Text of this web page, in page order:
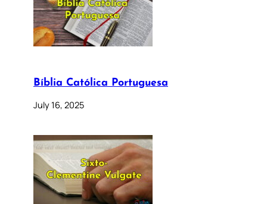
Bíblia Católica Portuguesa
July 16, 2025